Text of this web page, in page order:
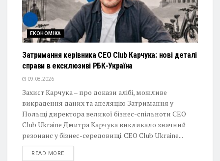
ЕКОНОМІКА
Затримання керівника CEO Club Карчука: нові деталі
справи в ексклюзиві РБК-Україна
09.08.2026
Захист Карчука – про докази алібі, можливе
викрадення даних та апеляцію Затримання у
Польщі директора великої бізнес-спільноти CEO
Club Ukraine Дмитра Карчука викликало значний
резонанс у бізнес-середовищі. CEO Club Ukraine...
READ MOREDETAILS